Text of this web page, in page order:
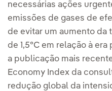
necessárias ações
emissões de gases de
de evitar um aumento da
de 1,5°C em relação à
a publicação mais
Economy Index da
redução global da